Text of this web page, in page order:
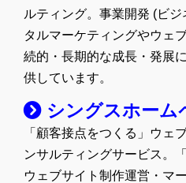
ルティング。事業開発 (ビ
タルマーケティングやウェ
続的・長期的な成長・発展
供しています。
シングスホーム
「顧客接点をつくる」ウェ
ンサルティングサービス。
ウェブサイト制作運営・マ